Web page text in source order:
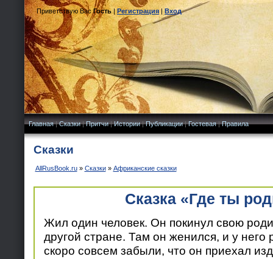
Приветствую Вас Гость|Регистрация|Вход
Главная|Сказки|Притчи|Истории|Публикации|Гостевая|Правила
Сказки
AllRusBook.ru» Сказки» Африканские сказки
Сказка «Где ты
Жил один человек. Он покинул свою
другой стране. Там он женился, и у него
скоро совсем забыли, что он приехал